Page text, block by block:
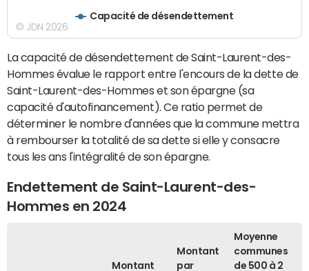
Capacité de désendettement
© JDN 2026
La capacité de désendettement de Saint-Laurent-des-
Hommes évalue le rapport entre l'encours de la dette de
Saint-Laurent-des-Hommes et son épargne (sa
capacité d'autofinancement). Ce ratio permet de
déterminer le nombre d'années que la commune mettra
à rembourser la totalité de sa dette si elle y consacre
tous les ans l'intégralité de son épargne.
Endettement de Saint-Laurent-des-
Hommes en 2024
Montant
Montant
par
Moyenne
communes
de 500 à 2